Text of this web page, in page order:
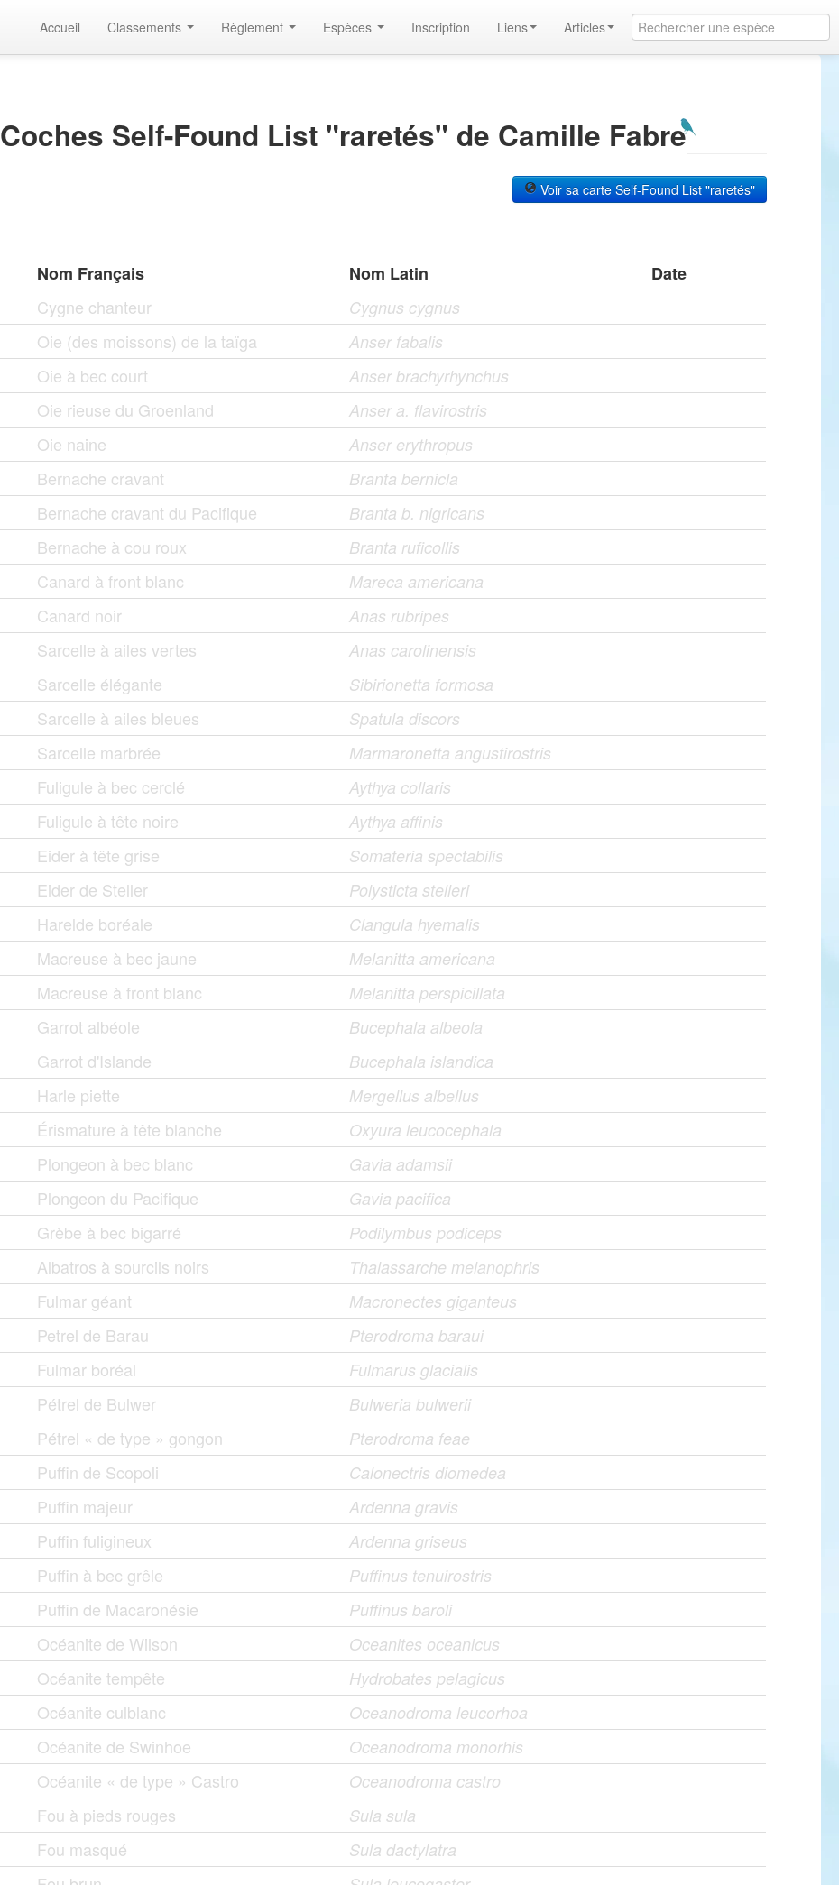
Accueil Classements Règlement Espèces Inscription Liens Articles
Coches Self-Found List "raretés" de Camille Fabre
Voir sa carte Self-Found List "raretés"
Nom Français Nom Latin
Date
Cygne chanteur
Cygnus cygnus
Oie (des moissons) de la taïga Anser fabalis
Oie à bec court Anser brachyrhynchus
Oie rieuse du Groenland Anser a. flavirostris
Oie naine Anser erythropus
Bernache cravant Branta bernicla
Bernache cravant du Pacifique Branta b. nigricans
Bernache à cou roux Branta ruficollis
Canard à front blanc Mareca americana
Canard noir Anas rubripes
Sarcelle à ailes vertes Anas carolinensis
Sarcelle élégante Sibirionetta formosa
Sarcelle à ailes bleues Spatula discors
Sarcelle marbrée Marmaronetta angustirostris
Fuligule à bec cerclé Aythya collaris
Fuligule à tête noire Aythya affinis
Eider à tête grise Somateria spectabilis
Eider de Steller Polysticta stelleri
Harelde boréale Clangula hyemalis
Macreuse à bec jaune Melanitta americana
Macreuse à front blanc Melanitta perspicillata
Garrot albéole Bucephala albeola
Garrot d'Islande Bucephala islandica
Harle piette Mergellus albellus
Érismature à tête blanche Oxyura leucocephala
Plongeon à bec blanc Gavia adamsii
Plongeon du Pacifique Gavia pacifica
Grèbe à bec bigarré Podilymbus podiceps
Albatros à sourcils noirs Thalassarche melanophris
Fulmar géant Macronectes giganteus
Petrel de Barau Pterodroma baraui
Fulmar boréal Fulmarus glacialis
Pétrel de Bulwer Bulweria bulwerii
Pétrel « de type » gongon Pterodroma feae
Puffin de Scopoli Calonectris diomedea
Puffin majeur Ardenna gravis
Puffin fuligineux Ardenna griseus
Puffin à bec grêle Puffinus tenuirostris
Puffin de Macaronésie Puffinus baroli
Océanite de Wilson Oceanites oceanicus
Océanite tempête Hydrobates pelagicus
Océanite culblanc Oceanodroma leucorhoa
Océanite de Swinhoe Oceanodroma monorhis
Océanite « de type » Castro Oceanodroma castro
Fou à pieds rouges Sula sula
Fou masqué Sula dactylatra